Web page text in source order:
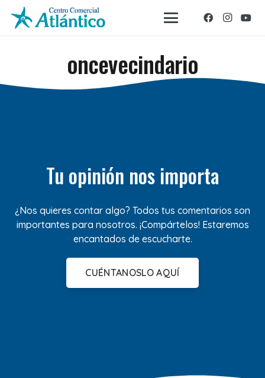
oncevecindario
Tu opinión nos importa
¿Nos quieres contar algo? Todos tus comentarios son
importantes para nosotros. ¡Compártelos! Estaremos
encantados de escucharte.
CUÉNTANOSLO AQUÍ